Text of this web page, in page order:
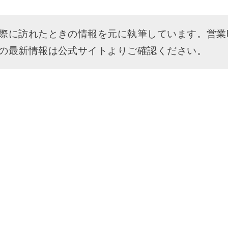
に訪れたときの情報を元に執筆しています。営業
最新情報は公式サイトよりご確認ください。